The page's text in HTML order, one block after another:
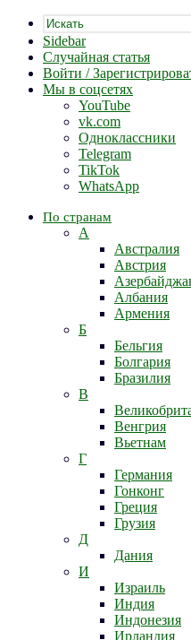
Sidebar
Случайная статья
Войти /
Мы в соцсетях
YouTube
vk.com
Одноклассники
Telegram
TikTok
WhatsApp
По странам
А
Австралия
Австрия
Албания
Армения
Б
Бельгия
Болгария
Бразилия
В
Венгрия
Вьетнам
Г
Германия
Гонконг
Греция
Грузия
Д
Дания
И
Израиль
Индия
Индонезия
Ирландия